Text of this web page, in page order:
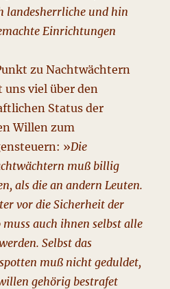
landesherrliche und hin
Einrichtungen
zu Nachtwächtern
viel über den
Status der
Willen zum
»Die
muß billig
als die an andern Leuten.
vor die Sicherheit der
auch ihnen selbst alle
Selbst das
muß nicht geduldet,
gehörig bestrafet